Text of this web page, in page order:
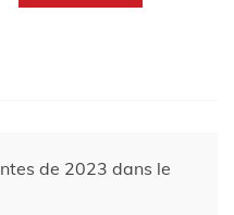
de 2023 dans le